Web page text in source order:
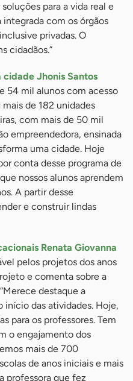
para a vida real e
com os órgãos
privadas. O
cidadãos.”
Jhonis Santos
54 mil alunos com acesso
de 182 unidades
com mais de 50 mil
empreendedora, ensinada
uma cidade. Hoje
conta desse programa de
nossos alunos aprendem
A partir desse
e construir lindas
Renata Giovanna
pelos projetos dos anos
e comenta sobre a
destaque a
início das atividades. Hoje,
para os professores. Tem
o engajamento dos
mais de 700
de anos iniciais e mais
professora que fez